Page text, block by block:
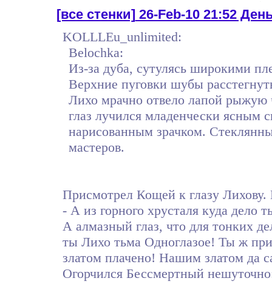
[все стенки]26-Feb-10 21:52
KOLLLEu_unlimited:
Belochka:
Из-за дуба, сутулясь широкими
Верхние пуговки шубы
Лихо мрачно отвело лапой
глаз лучился младенчески ясным
нарисованным зрачком.
мастеров.
Присмотрел Кощей к глазу Лихову.
- А из горного хрусталя куда дело
А алмазный глаз, что для тонких
ты Лихо тьма Одноглазое! Ты ж
златом плачено! Нашим златом да
Огорчился Бессмертный